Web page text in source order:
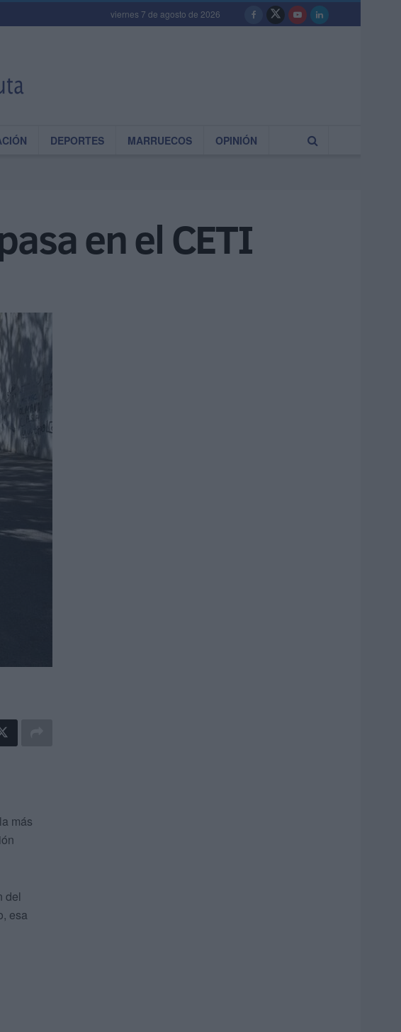
viernes 7 de agosto de 2026
DEPORTES MARRUECOS OPINIÓN
en el CETI
más
del
esa